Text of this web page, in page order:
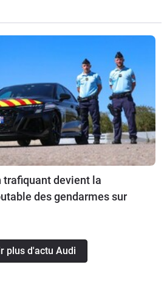
trafiquant devient la
des gendarmes sur
plus d'actu Audi